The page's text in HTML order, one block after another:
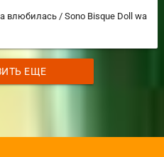
влюбилась / Sono Bisque Doll wa
ЕЩЕ